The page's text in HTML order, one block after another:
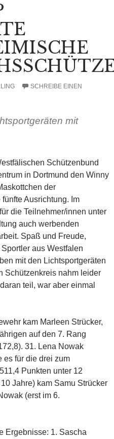
SCHREIBE EINEN
mit
Schützenbund
in Dortmund den Winny
der
Ausrichtung. Im
die Teilnehmer/innen unter
auch werbenden
Spaß und Freude,
aus Westfalen
mit den Lichtsportgeräten
Schützenkreis nahm leider
teil, war aber einmal
kam Marleen Strücker,
auf den 7. Rang
31. Lena Nowak
es für die drei zum
Punkten unter 12
Jahre) kam Samu Strücker
(erst im 6.
Ergebnisse: 1. Sascha